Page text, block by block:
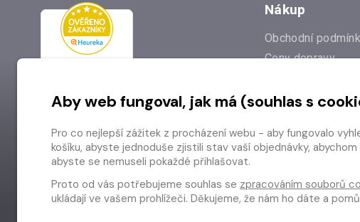
Nákup
Obchodní
Ceny dopravy
Prodejna
Odstoupení od
Aby web fungoval, jak má (souhlas s
Pro co nejlepší zážitek z procházení webu - aby fungovalo
košíku, abyste jednoduše zjistili stav vaší objednávky,
abyste se nemuseli pokaždé přihlašovat.
Proto od vás potřebujeme souhlas se zpracováním souborů
ukládají ve vašem prohlížeči. Děkujeme, že nám ho dáte a